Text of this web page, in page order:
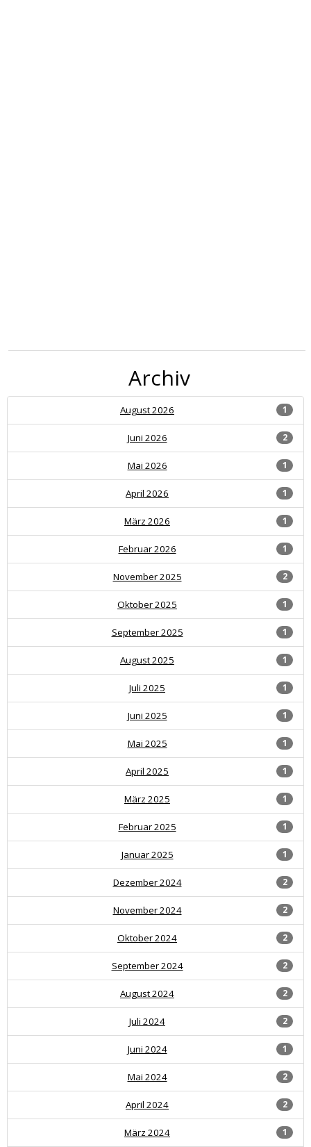
Archiv
1
August 2026
2
Juni 2026
1
Mai 2026
1
April 2026
1
März 2026
1
Februar 2026
2
November 2025
1
Oktober 2025
1
September 2025
1
August 2025
1
Juli 2025
1
Juni 2025
1
Mai 2025
1
April 2025
1
März 2025
1
Februar 2025
1
Januar 2025
2
Dezember 2024
2
November 2024
2
Oktober 2024
2
September 2024
2
August 2024
2
Juli 2024
1
Juni 2024
2
Mai 2024
2
April 2024
1
März 2024